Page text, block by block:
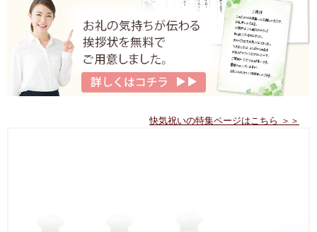
快気祝いの特集ページはこちら ＞＞